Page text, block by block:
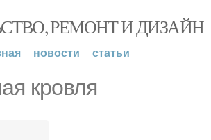
РЕМОНТ И ДИЗАЙН
новости статьи
кровля